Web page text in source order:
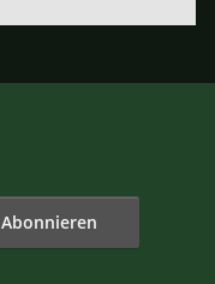
Abonnieren